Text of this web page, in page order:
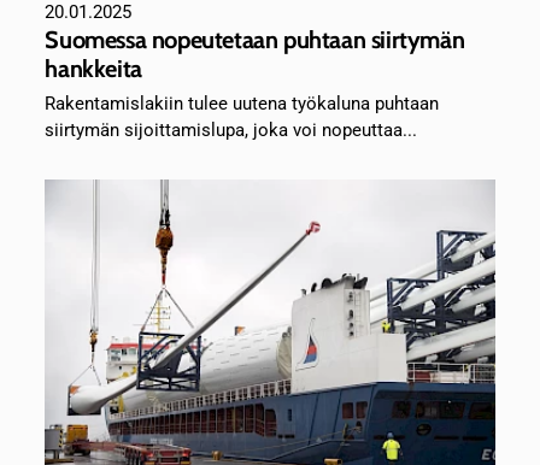
20.01.2025
Suomessa nopeutetaan puhtaan siirtymän
hankkeita
Rakentamislakiin tulee uutena työkaluna puhtaan
siirtymän sijoittamislupa, joka voi nopeuttaa...